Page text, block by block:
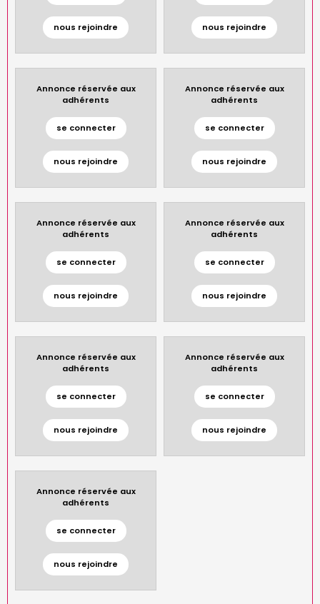
nous rejoindre nous rejoindre
Annonce réservée aux
adhérents
se connecter
nous rejoindre
Annonce réservée aux
adhérents
se connecter
nous rejoindre
Annonce réservée aux
adhérents
se connecter
nous rejoindre
Annonce réservée aux
adhérents
se connecter
nous rejoindre
Annonce réservée aux
adhérents
se connecter
nous rejoindre
Annonce réservée aux
adhérents
se connecter
nous rejoindre
Annonce réservée aux
adhérents
se connecter
nous rejoindre